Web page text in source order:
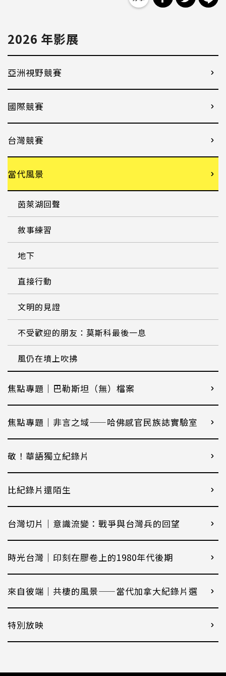
2026 年影展
亞洲視野競賽
國際競賽
台灣競賽
當代風景
茵萊湖回聲
敘事練習
地下
直接行動
文明的見證
不受歡迎的朋友：莫斯科最後一息
風仍在墳上吹拂
焦點專題｜巴勒斯坦（無）檔案
焦點專題｜非言之域——哈佛感官民族誌實驗室
敬！華語獨立紀錄片
比紀錄片還陌生
台灣切片｜意識流變：戰爭與台灣兵的回望
時光台灣｜印刻在膠卷上的1980年代後期
來自彼端｜共棲的風景——當代加拿大紀錄片選
特別放映